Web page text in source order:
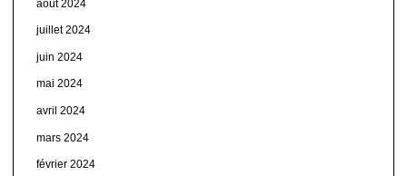
août 2024
juillet 2024
juin 2024
mai 2024
avril 2024
mars 2024
février 2024